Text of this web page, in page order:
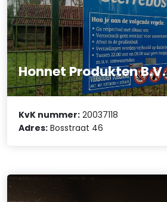
Honnet Produkten B.V.
KvK nummer: 20037118
Adres: Bosstraat 46